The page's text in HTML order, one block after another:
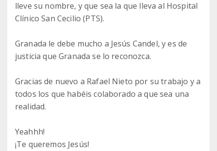
lleve su nombre, y que sea la que lleva al Hospital
Clínico San Cecilio (PTS).
Granada le debe mucho a Jesús Candel, y es de
justicia que Granada se lo reconozca.
Gracias de nuevo a Rafael Nieto por su trabajo y a
todos los que habéis colaborado a que sea una
realidad.
Yeahhh!
¡Te queremos Jesús!